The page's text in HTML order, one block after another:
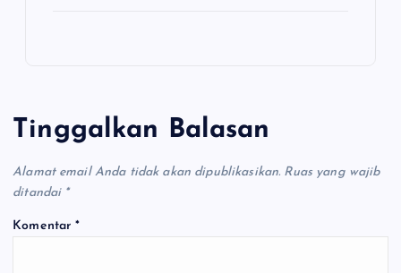
Tinggalkan Balasan
Alamat email Anda tidak akan dipublikasikan. Ruas yang wajib
ditandai *
Komentar*